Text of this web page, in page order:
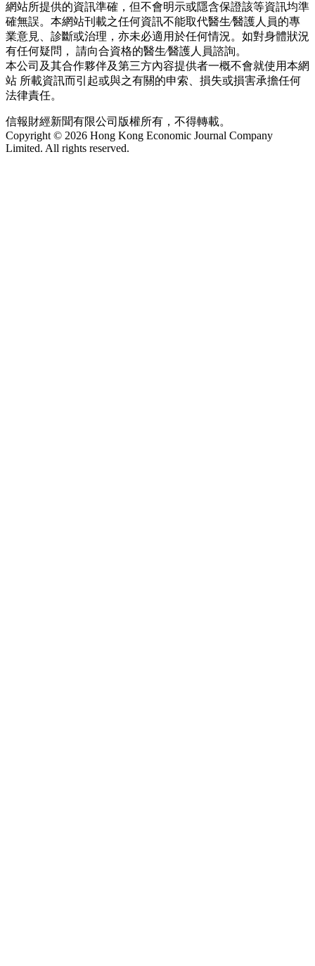
網站所提供的資訊準確，但不會明示或隱含保證該等資訊均準
確無誤。本網站刊載之任何資訊不能取代醫生∕醫護人員的專
業意見、診斷或治理，亦未必適用於任何情況。如對身體狀況
有任何疑問， 請向合資格的醫生∕醫護人員諮詢。
本公司及其合作夥伴及第三方內容提供者一概不會就使用本網
站 所載資訊而引起或與之有關的申索、損失或損害承擔任何
法律責任。
信報財經新聞有限公司版權所有，不得轉載。
Copyright © 2026 Hong Kong Economic Journal Company
Limited. All rights reserved.